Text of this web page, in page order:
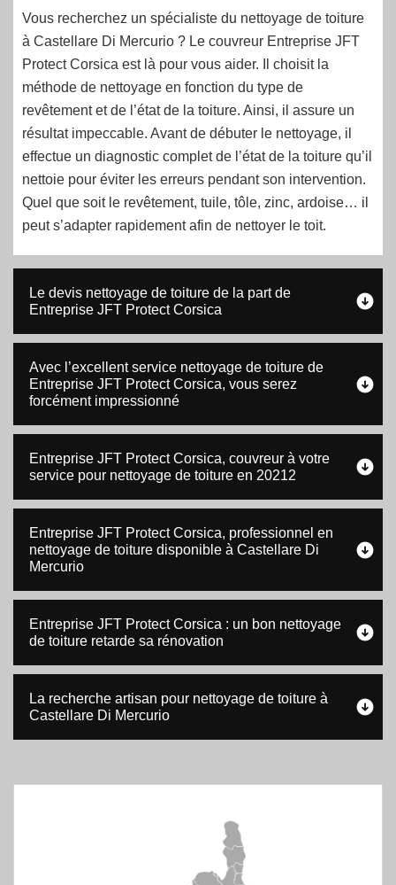
Vous recherchez un spécialiste du nettoyage de toiture
à Castellare Di Mercurio ? Le couvreur Entreprise JFT
Protect Corsica est là pour vous aider. Il choisit la
méthode de nettoyage en fonction du type de
revêtement et de l’état de la toiture. Ainsi, il assure un
résultat impeccable. Avant de débuter le nettoyage, il
effectue un diagnostic complet de l’état de la toiture qu’il
nettoie pour éviter les erreurs pendant son intervention.
Quel que soit le revêtement, tuile, tôle, zinc, ardoise… il
peut s’adapter rapidement afin de nettoyer le toit.
Le devis nettoyage de toiture de la part de
Entreprise JFT Protect Corsica
Avec l’excellent service nettoyage de toiture de
Entreprise JFT Protect Corsica, vous serez
forcément impressionné
Entreprise JFT Protect Corsica, couvreur à votre
service pour nettoyage de toiture en 20212
Entreprise JFT Protect Corsica, professionnel en
nettoyage de toiture disponible à Castellare Di
Mercurio
Entreprise JFT Protect Corsica : un bon nettoyage
de toiture retarde sa rénovation
La recherche artisan pour nettoyage de toiture à
Castellare Di Mercurio